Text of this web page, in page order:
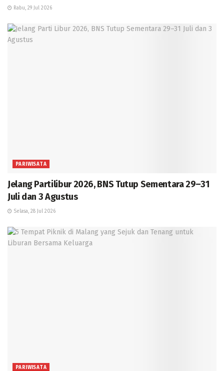
Rabu, 29 Jul 2026
PARIWISATA
Jelang Partilibur 2026, BNS Tutup Sementara 29–31
Juli dan 3 Agustus
Selasa, 28 Jul 2026
PARIWISATA